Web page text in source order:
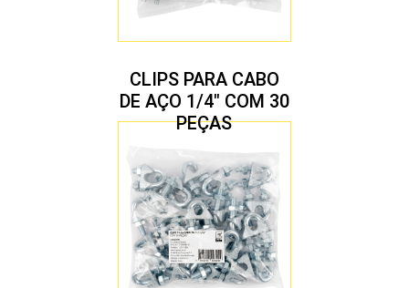
CLIPS PARA CABO
DE AÇO 1/4″ COM 30
PEÇAS